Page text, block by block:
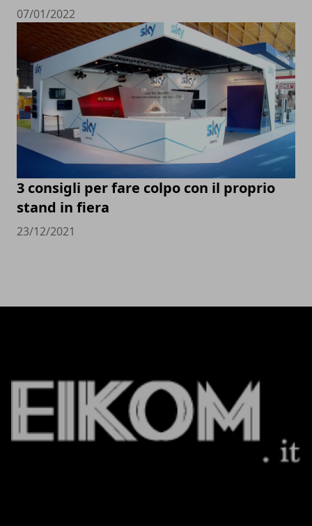
07/01/2022
3 consigli per fare colpo con il proprio
stand in fiera
23/12/2021